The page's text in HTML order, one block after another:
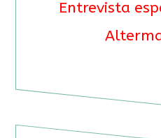
Entrevista